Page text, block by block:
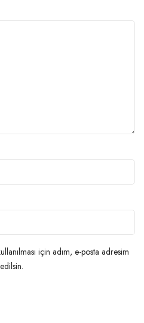
için adım, e-posta adresim